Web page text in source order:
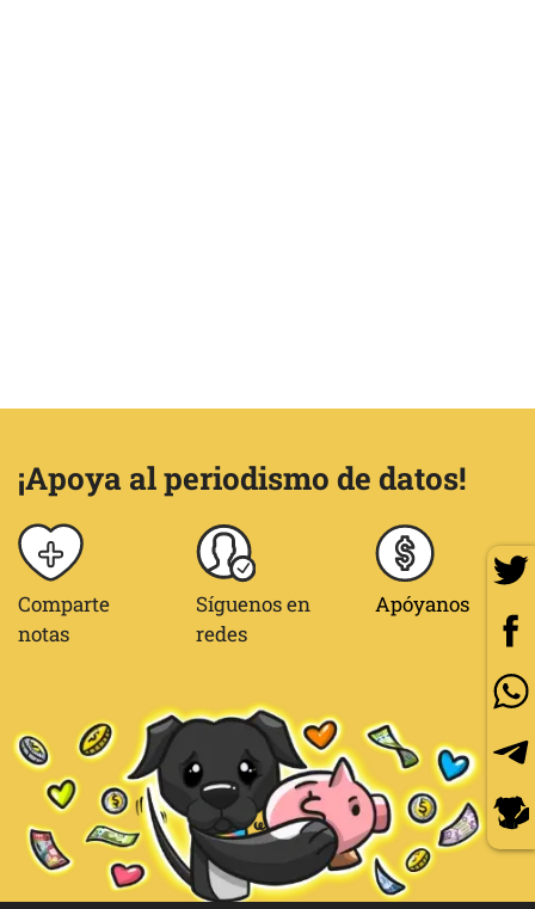
¡Apoya al periodismo de datos!
Comparte
notas
Síguenos en
redes
Apóyanos